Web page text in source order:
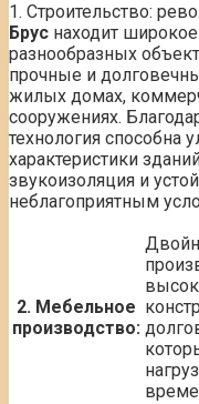
1. Строительство:
Брус находит
разнообразных
прочные и
жилых домах,
сооружениях.
технология способна
характеристики
звукоизоляция и
неблагоприятным
2. Мебельное
производство: